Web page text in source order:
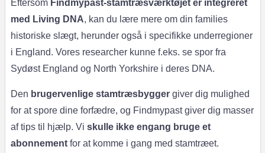
Eftersom Findmypast-stamtræsværktøjet er integreret
med Living DNA, kan du lære mere om din families
historiske slægt, herunder også i specifikke underregioner
i England. Vores researcher kunne f.eks. se spor fra
Sydøst England og North Yorkshire i deres DNA.
Den brugervenlige stamtræsbygger giver dig mulighed
for at spore dine forfædre, og Findmypast giver dig masser
af tips til hjælp. Viskulle ikke engang bruge et
abonnement for at komme i gang med stamtræet.